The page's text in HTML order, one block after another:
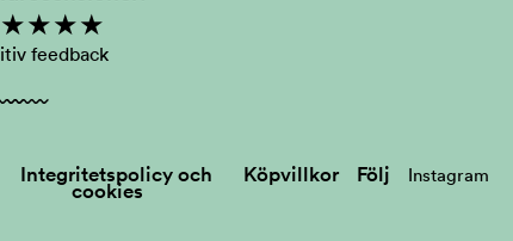
feedback
Integritetspolicy och
cookies
Köpvillkor Följ Instagram